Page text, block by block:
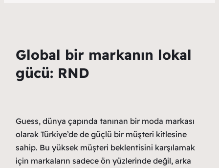
Global bir markanın lokal
gücü: RND
Guess, dünya çapında tanınan bir moda markası
olarak Türkiye’de de güçlü bir müşteri kitlesine
sahip. Bu yüksek müşteri beklentisini karşılamak
için markaların sadece ön yüzlerinde değil, arka